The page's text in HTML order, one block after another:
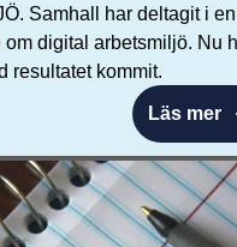
Samhall har deltagit i
om digital arbetsmiljö. Nu
resultatet kommit.
Läs mer